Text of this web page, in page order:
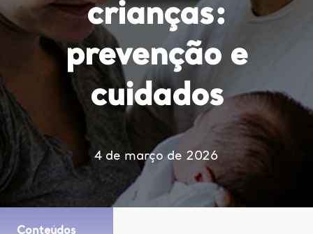
crianças:
prevenção e
cuidados
4 de março de 2026
Conteúdos